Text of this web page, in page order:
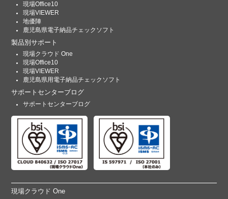
現場Office10
現場VIEWER
地優陣
鹿児島県電子納品チェックソフト
製品別サポート
現場クラウド One
現場Office10
現場VIEWER
鹿児島県用電子納品チェックソフト
サポートセンターブログ
サポートセンターブログ
現場クラウド One